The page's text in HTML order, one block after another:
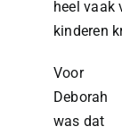
heel vaak
kinderen
Voor
Deborah
was dat